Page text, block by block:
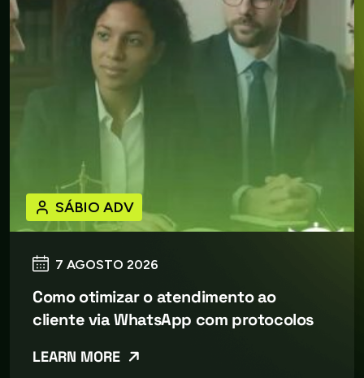
7 AGOSTO 2026
SÁBIO ADV
Como otimizar o atendimento ao
cliente via WhatsApp com protocolos
LEARN MORE